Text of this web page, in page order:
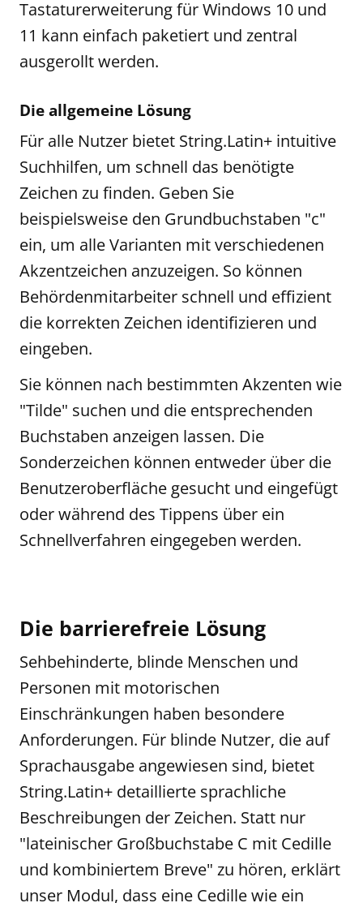
Tastaturerweiterung für Windows 10 und
11 kann einfach paketiert und zentral
ausgerollt werden.
Die allgemeine Lösung
Für alle Nutzer bietet String.Latin+ intuitive
Suchhilfen, um schnell das benötigte
Zeichen zu finden. Geben Sie
beispielsweise den Grundbuchstaben "c"
ein, um alle Varianten mit verschiedenen
Akzentzeichen anzuzeigen. So können
Behördenmitarbeiter schnell und effizient
die korrekten Zeichen identifizieren und
eingeben.
Sie können nach bestimmten Akzenten wie
"Tilde" suchen und die entsprechenden
Buchstaben anzeigen lassen. Die
Sonderzeichen können entweder über die
Benutzeroberfläche gesucht und eingefügt
oder während des Tippens über ein
Schnellverfahren eingegeben werden.
Die barrierefreie Lösung
Sehbehinderte, blinde Menschen und
Personen mit motorischen
Einschränkungen haben besondere
Anforderungen. Für blinde Nutzer, die auf
Sprachausgabe angewiesen sind, bietet
String.Latin+ detaillierte sprachliche
Beschreibungen der Zeichen. Statt nur
"lateinischer Großbuchstabe C mit Cedille
und kombiniertem Breve" zu hören, erklärt
unser Modul, dass eine Cedille wie ein